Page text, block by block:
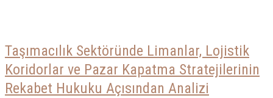
Taşımacılık Sektöründe Limanlar, Lojistik
Koridorlar ve Pazar Kapatma Stratejilerinin
Rekabet Hukuku Açısından Analizi